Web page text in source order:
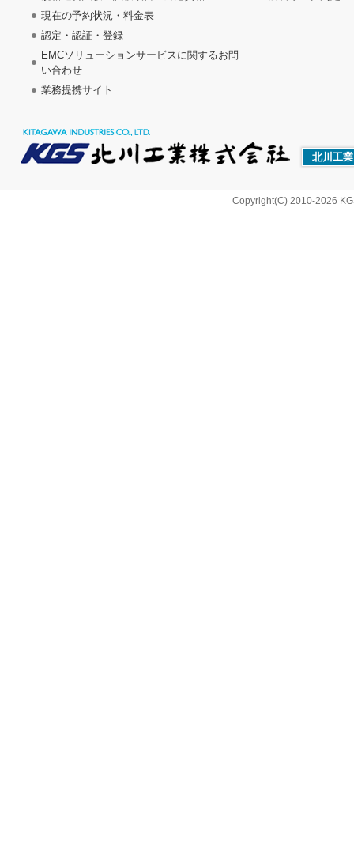
現在の予約状況・料金表
認定・認証・登録
EMCソリューションサービスに関するお問
い合わせ
業務提携サイト
北川工
Copyright(C) 2010-2026